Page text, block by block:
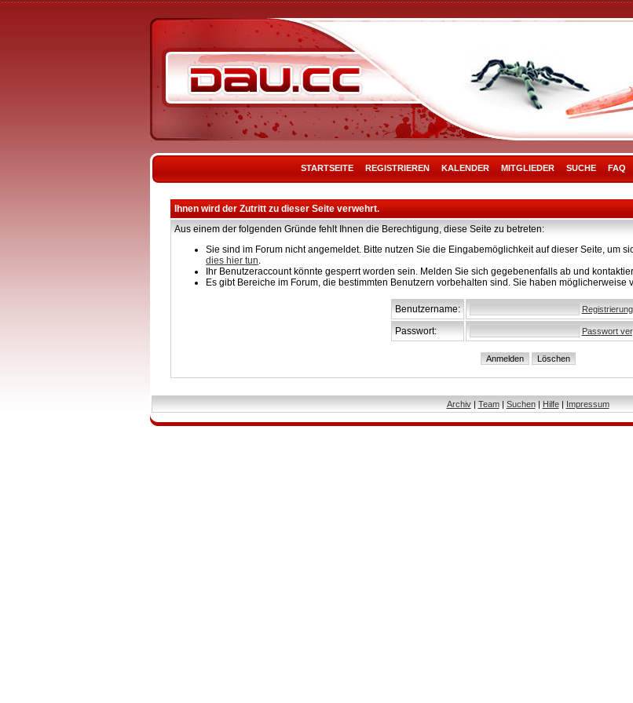
STARTSEITE REGISTRIEREN KALENDER MITGLIEDER SUCHE FAQ
Ihnen wird der Zutritt zu dieser Seite verwehrt.
Aus einem der folgenden Gründe fehlt Ihnen die Berechtigung, diese Seite zu betreten:
Sie sind im Forum nicht angemeldet. Bitte nutzen Sie die Eingabemöglichkeit auf dieser Seite, um
dies hier tun.
Ihr Benutzeraccount könnte gesperrt worden sein. Melden Sie sich gegebenenfalls ab und
Es gibt Bereiche im Forum, die bestimmten Benutzern vorbehalten sind. Sie haben
Benutzername: Registrierung
Passwort: Passwort
Archiv| Team| Suchen| Hilfe| Impressum